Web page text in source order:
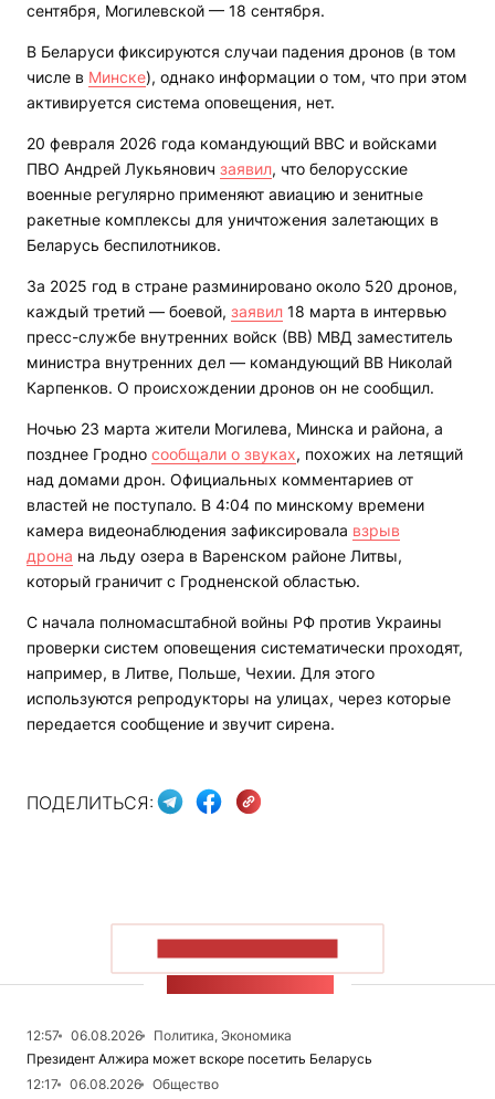
сентября, Могилевской — 18 сентября.
В Беларуси фиксируются случаи падения дронов (в том
числе в Минске), однако информации о том, что при этом
активируется система оповещения, нет.
20 февраля 2026 года командующий ВВС и войсками
ПВО Андрей Лукьянович заявил, что белорусские
военные регулярно применяют авиацию и зенитные
ракетные комплексы для уничтожения залетающих в
Беларусь беспилотников.
За 2025 год в стране разминировано около 520 дронов,
каждый третий — боевой, заявил 18 марта в интервью
пресс-службе внутренних войск (ВВ) МВД заместитель
министра внутренних дел — командующий ВВ Николай
Карпенков. О происхождении дронов он не сообщил.
Ночью 23 марта жители Могилева, Минска и района, а
позднее Гродно сообщали о звуках, похожих на летящий
над домами дрон. Официальных комментариев от
властей не поступало. В 4:04 по минскому времени
камера видеонаблюдения зафиксировала взрыв
дрона на льду озера в Варенском районе Литвы,
который граничит с Гродненской областью.
С начала полномасштабной войны РФ против Украины
проверки систем оповещения систематически проходят,
например, в Литве, Польше, Чехии. Для этого
используются репродукторы на улицах, через которые
передается сообщение и звучит сирена.
ПОДЕЛИТЬСЯ:
12:57 06.08.2026
Политика, Экономика
Президент Алжира может вскоре посетить Беларусь
12:17
06.08.2026 Общество